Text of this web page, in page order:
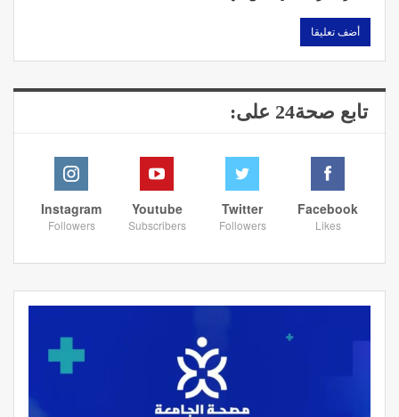
تابع صحة24 على:
Facebook
Likes
Twitter
Followers
Youtube
Subscribers
Instagram
Followers